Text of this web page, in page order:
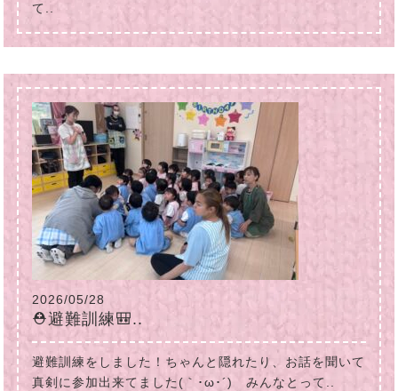
て..
2026/05/28
⛑避難訓練🎒..
避難訓練をしました！ちゃんと隠れたり、お話を聞いて
真剣に参加出来てました(｀･ω･´)ゞみんなとって..